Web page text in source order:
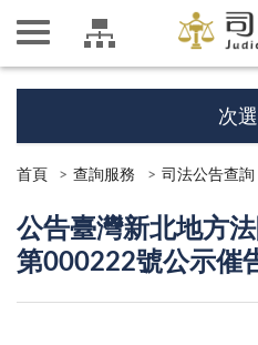
次
首頁 查詢服務 司法公告查詢
公告臺灣新北地方
第000222號公示催